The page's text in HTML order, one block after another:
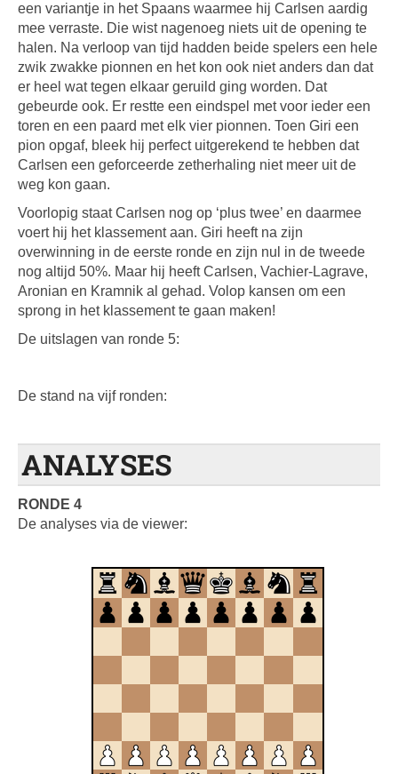
een variantje in het Spaans waarmee hij Carlsen aardig
mee verraste. Die wist nagenoeg niets uit de opening te
halen. Na verloop van tijd hadden beide spelers een hele
zwik zwakke pionnen en het kon ook niet anders dan dat
er heel wat tegen elkaar geruild ging worden. Dat
gebeurde ook. Er restte een eindspel met voor ieder een
toren en een paard met elk vier pionnen. Toen Giri een
pion opgaf, bleek hij perfect uitgerekend te hebben dat
Carlsen een geforceerde zetherhaling niet meer uit de
weg kon gaan.
Voorlopig staat Carlsen nog op ‘plus twee’ en daarmee
voert hij het klassement aan. Giri heeft na zijn
overwinning in de eerste ronde en zijn nul in de tweede
nog altijd 50%. Maar hij heeft Carlsen, Vachier-Lagrave,
Aronian en Kramnik al gehad. Volop kansen om een
sprong in het klassement te gaan maken!
De uitslagen van ronde 5:
De stand na vijf ronden:
ANALYSES
RONDE 4
De analyses via de viewer: